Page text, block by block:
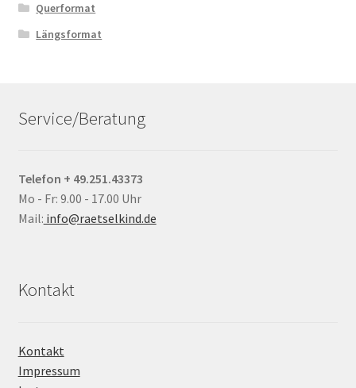
Querformat
Längsformat
Service/Beratung
Telefon + 49.251.43373
Mo - Fr: 9.00 - 17.00 Uhr
Mail: info@raetselkind.de
Kontakt
Kontakt
Impressum